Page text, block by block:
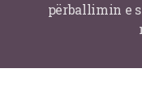
përballimin e